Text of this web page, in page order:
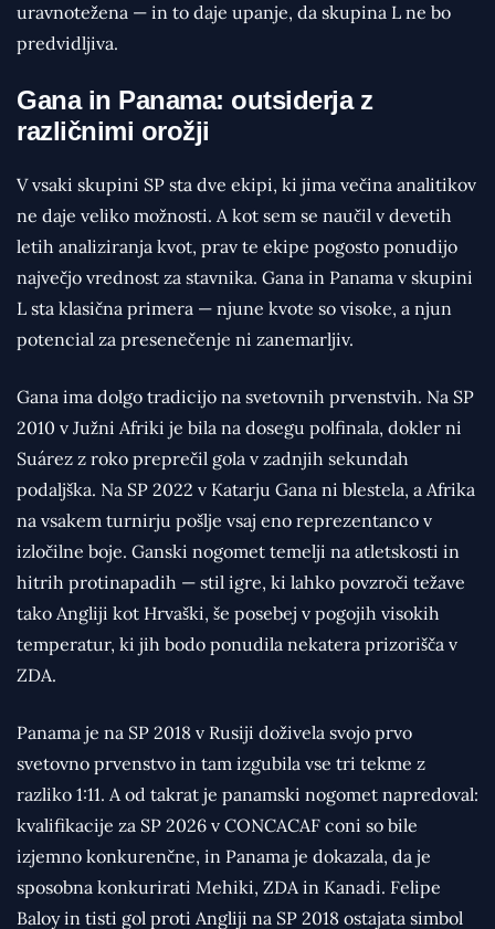
uravnotežena — in to daje upanje, da skupina L ne bo
predvidljiva.
Gana in Panama: outsiderja z
različnimi orožji
V vsaki skupini SP sta dve ekipi, ki jima večina analitikov
ne daje veliko možnosti. A kot sem se naučil v devetih
letih analiziranja kvot, prav te ekipe pogosto ponudijo
največjo vrednost za stavnika. Gana in Panama v skupini
L sta klasična primera — njune kvote so visoke, a njun
potencial za presenečenje ni zanemarljiv.
Gana ima dolgo tradicijo na svetovnih prvenstvih. Na SP
2010 v Južni Afriki je bila na dosegu polfinala, dokler ni
Suárez z roko preprečil gola v zadnjih sekundah
podaljška. Na SP 2022 v Katarju Gana ni blestela, a Afrika
na vsakem turnirju pošlje vsaj eno reprezentanco v
izločilne boje. Ganski nogomet temelji na atletskosti in
hitrih protinapadih — stil igre, ki lahko povzroči težave
tako Angliji kot Hrvaški, še posebej v pogojih visokih
temperatur, ki jih bodo ponudila nekatera prizorišča v
ZDA.
Panama je na SP 2018 v Rusiji doživela svojo prvo
svetovno prvenstvo in tam izgubila vse tri tekme z
razliko 1:11. A od takrat je panamski nogomet napredoval:
kvalifikacije za SP 2026 v CONCACAF coni so bile
izjemno konkurenčne, in Panama je dokazala, da je
sposobna konkurirati Mehiki, ZDA in Kanadi. Felipe
Baloy in tisti gol proti Angliji na SP 2018 ostajata simbol